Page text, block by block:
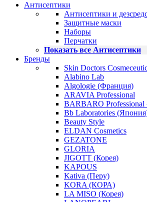
Антисептики
Антисептики и
Защитные маски
Наборы
Перчатки
Показать все Антисептики
Бренды
Skin Doctors
Alabino Lab
Algologie (Франция)
ARAVIA Professional
BARBARO Professional
Bb Laboratories
Beauty Style
ELDAN Cosmetics
GEZATONE
GLORIA
JIGOTT (Корея)
KAPOUS
Kativa (Перу)
KORA (КОРА)
LA MISO (Корея)